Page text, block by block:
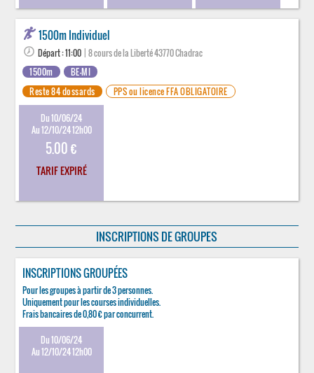
1500m Individuel
Départ : 11:00 | 8 cours de la Liberté 43770 Chadrac
1500m
BE-MI
Reste 84 dossards
PPS ou licence FFA OBLIGATOIRE
Du 10/06/24
Au 12/10/24 12h00
5.00 €
TARIF EXPIRÉ
INSCRIPTIONS DE GROUPES
INSCRIPTIONS GROUPÉES
Pour les groupes à partir de 3 personnes.
Uniquement pour les courses individuelles.
Frais bancaires de 0,80 € par concurrent.
Du 10/06/24
Au 12/10/24 12h00